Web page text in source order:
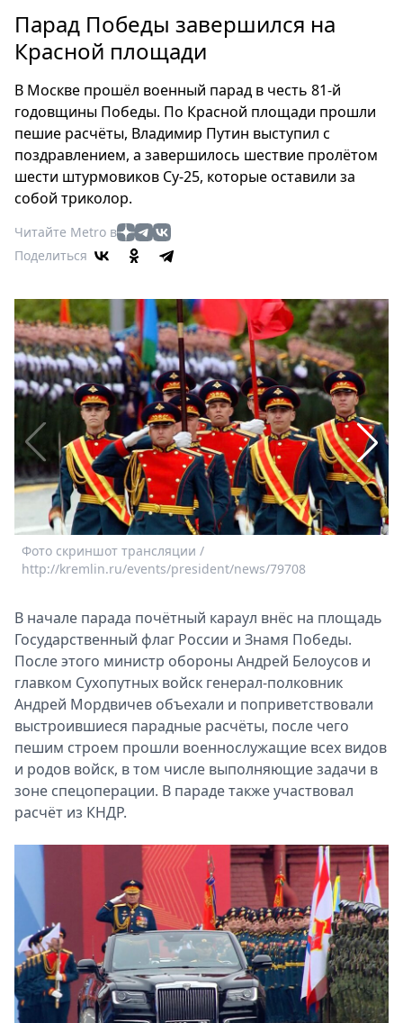
Россия
Мир
Еда
Туризм
Мода
Театр
Кино
Афиша
Книги
Пресс-
релизы
О
Metro
Стримы
Спецпроекты
Звезды
Выборы
2026
Скачай
Metro
Парад Победы завершился на
Красной площади
В Москве прошёл военный парад в честь 81-й
годовщины Победы. По Красной площади прошли
пешие расчёты, Владимир Путин выступил с
поздравлением, а завершилось шествие пролётом
шести штурмовиков Су-25, которые оставили за
собой триколор.
Читайте Metro в
Поделиться
Фото скриншот трансляции /
http://kremlin.ru/events/president/news/79708
В начале парада почётный караул внёс на площадь
Государственный флаг России и Знамя Победы.
После этого министр обороны Андрей Белоусов и
главком Сухопутных войск генерал-полковник
Андрей Мордвичев объехали и поприветствовали
выстроившиеся парадные расчёты, после чего
пешим строем прошли военнослужащие всех видов
и родов войск, в том числе выполняющие задачи в
зоне спецоперации. В параде также участвовал
расчёт из КНДР.